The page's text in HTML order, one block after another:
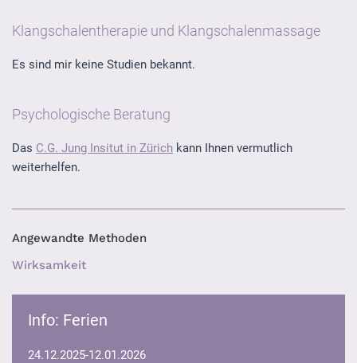
Klangschalentherapie und Klangschalenmassage
Es sind mir keine Studien bekannt.
Psychologische Beratung
Das C.G. Jung Insitut in Zürich kann Ihnen vermutlich
weiterhelfen.
Angewandte Methoden
Wirksamkeit
Info: Ferien
24.12.2025-12.01.2026